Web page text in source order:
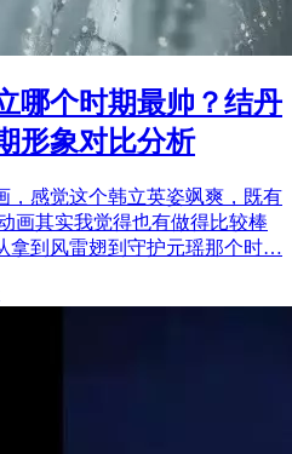
哪个时期最帅？结丹
形象对比分析
，感觉这个韩立英姿飒爽，既有
画其实我觉得也有做得比较棒
拿到风雷翅到守护元瑶那个时…